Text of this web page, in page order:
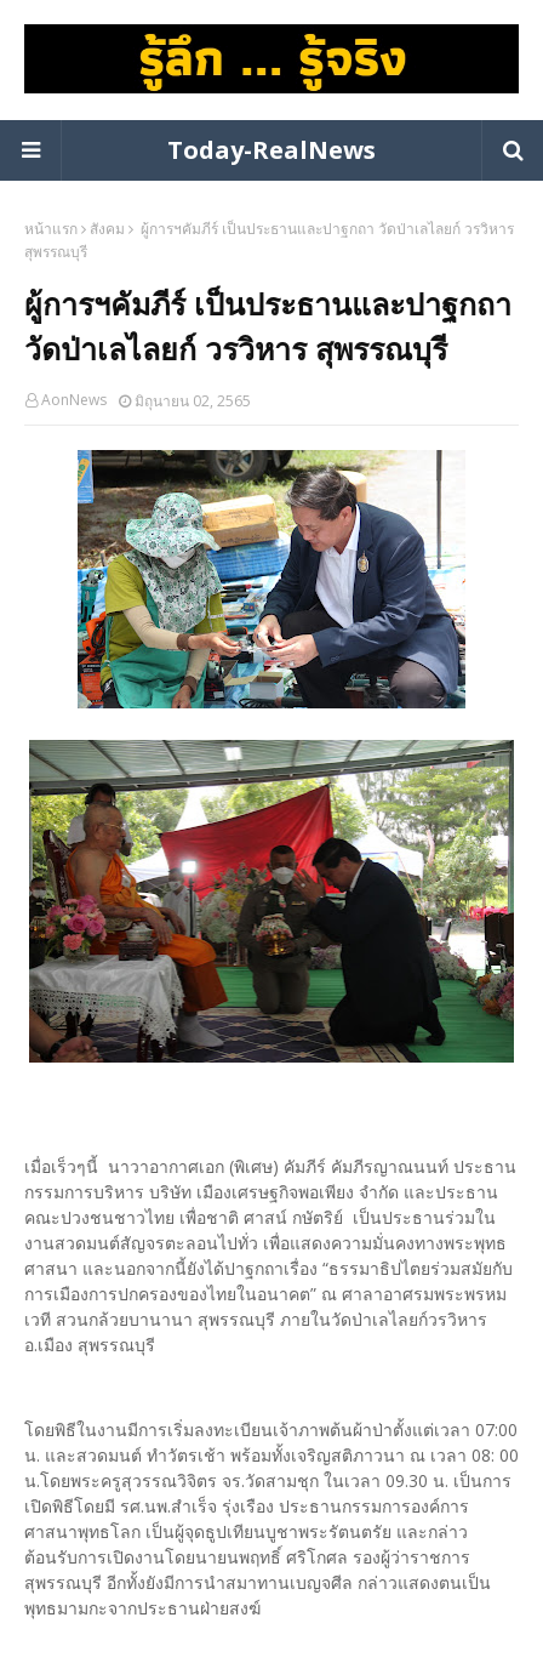
Today-RealNews
หน้าแรก สังคม
ผู้การฯคัมภีร์ เป็นประธานและปาฐกถา วัดป่าเลไลยก์ วรวิหาร
สุพรรณบุรี
ผู้การฯคัมภีร์ เป็นประธานและปาฐกถา
วัดป่าเลไลยก์ วรวิหาร สุพรรณบุรี
AonNews มิถุนายน 02, 2565
เมื่อเร็วๆนี้ นาวาอากาศเอก (พิเศษ) คัมภีร์ คัมภีรญาณนนท์ ประธาน
กรรมการบริหาร บริษัท เมืองเศรษฐกิจพอเพียง จำกัด และประธาน
คณะปวงชนชาวไทย เพื่อชาติ ศาสน์ กษัตริย์ เป็นประธานร่วมใน
งานสวดมนต์สัญจรตะลอนไปทั่ว เพื่อแสดงความมั่นคงทางพระพุทธ
ศาสนา และนอกจากนี้ยังได้ปาฐกถาเรื่อง “ธรรมาธิปไตยร่วมสมัยกับ
การเมืองการปกครองของไทยในอนาคต” ณ ศาลาอาศรมพระพรหม
เวที สวนกล้วยบานานา สุพรรณบุรี ภายในวัดป่าเลไลยก์วรวิหาร
อ.เมือง สุพรรณบุรี
โดยพิธีในงานมีการเริ่มลงทะเบียนเจ้าภาพต้นผ้าป่าตั้งแต่เวลา 07:00
น. และสวดมนต์ ทำวัตรเช้า พร้อมทั้งเจริญสติภาวนา ณ เวลา 08: 00
น.โดยพระครูสุวรรณวิจิตร จร.วัดสามชุก ในเวลา 09.30 น. เป็นการ
เปิดพิธีโดยมี รศ.นพ.สำเร็จ รุ่งเรือง ประธานกรรมการองค์การ
ศาสนาพุทธโลก เป็นผู้จุดธูปเทียนบูชาพระรัตนตรัย และกล่าว
ต้อนรับการเปิดงานโดยนายนพฤทธิ์ ศริโกศล รองผู้ว่าราชการ
สุพรรณบุรี อีกทั้งยังมีการนำสมาทานเบญจศีล กล่าวแสดงตนเป็น
พุทธมามกะจากประธานฝ่ายสงฆ์